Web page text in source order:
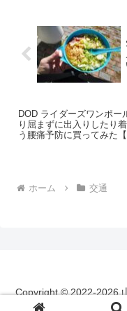
DOD ライダーズワンポー
り屈まずに出入りしたり
う腰痛予防に買ってみた
ホーム 交通
Copyright © 2022-2026